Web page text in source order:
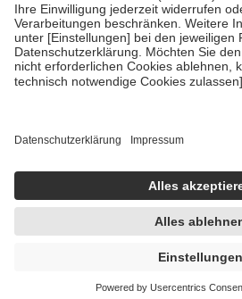
• Untersuchungen zur Vorsorge und
GKV getragen werden
• empfohlenen Schutzimpfungen
• Harn- und Blutteststreifen
getroffen, um sicherzustellen, dass es
https://help.etrusted.com/hc/de/
Einige Bilder und Inhalte wurden unter